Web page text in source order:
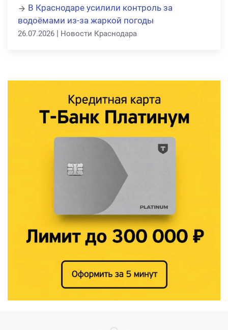
В Краснодаре усилили контроль за
водоёмами из-за жаркой погоды
26.07.2026 | Новости Краснодара